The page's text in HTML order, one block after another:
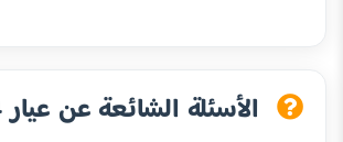
الأسئلة الشائعة عن عيار 24